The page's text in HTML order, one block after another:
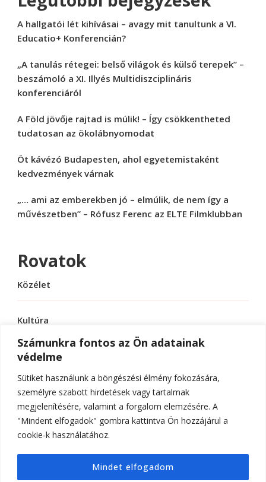
Számunkra fontos az Ön adatainak
védelme
Sütiket használunk a böngészési élmény fokozására,
személyre szabott hirdetések vagy tartalmak
megjelenítésére, valamint a forgalom elemzésére. A
"Mindent elfogadok" gombra kattintva Ön hozzájárul a
cookie-k használatához.
Mindet elfogadom
A hallgatói lét kihívásai – avagy mit tanultunk a VI.
Educatio+ Konferencián?
„A tanulás rétegei: belső világok és külső terepek” –
beszámoló a XI. Illyés Multidiszciplináris
konferenciáról
A Föld jövője rajtad is múlik! – Így csökkentheted
tudatosan az ökolábnyomodat
Öt kávézó Budapesten, ahol egyetemistaként
kedvezmények várnak
„… ami az emberekben jó – elmúlik, de nem így a
művészetben” – Rófusz Ferenc az ELTE Filmklubban
Rovatok
Közélet
Kultúra
Sport
Tudomány
© Szerzői jog 2026ELTE Online
fenntartva.Hello Fashion | FejlesztetteBlossom